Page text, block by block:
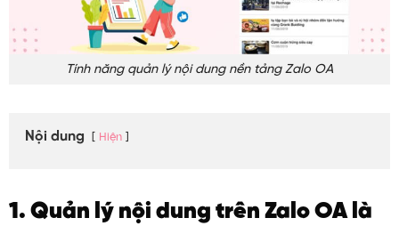
Tính năng quản lý nội dung nền tảng Zalo OA
Nội dung Hiện
1. Quản lý nội dung trên Zalo OA là